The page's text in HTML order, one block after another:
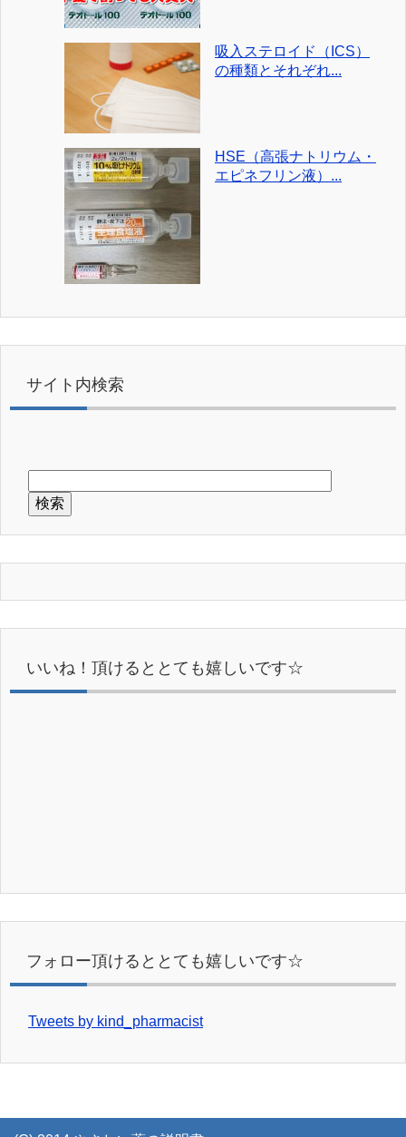
吸入ステロイド（ICS）
の種類とそれぞれ...
HSE（高張ナトリウム・
エピネフリン液）...
サイト内検索
いいね！頂けるととても嬉しいです☆
フォロー頂けるととても嬉しいです☆
Tweets by kind_pharmacist